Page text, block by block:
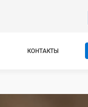
КОНТАКТЫ